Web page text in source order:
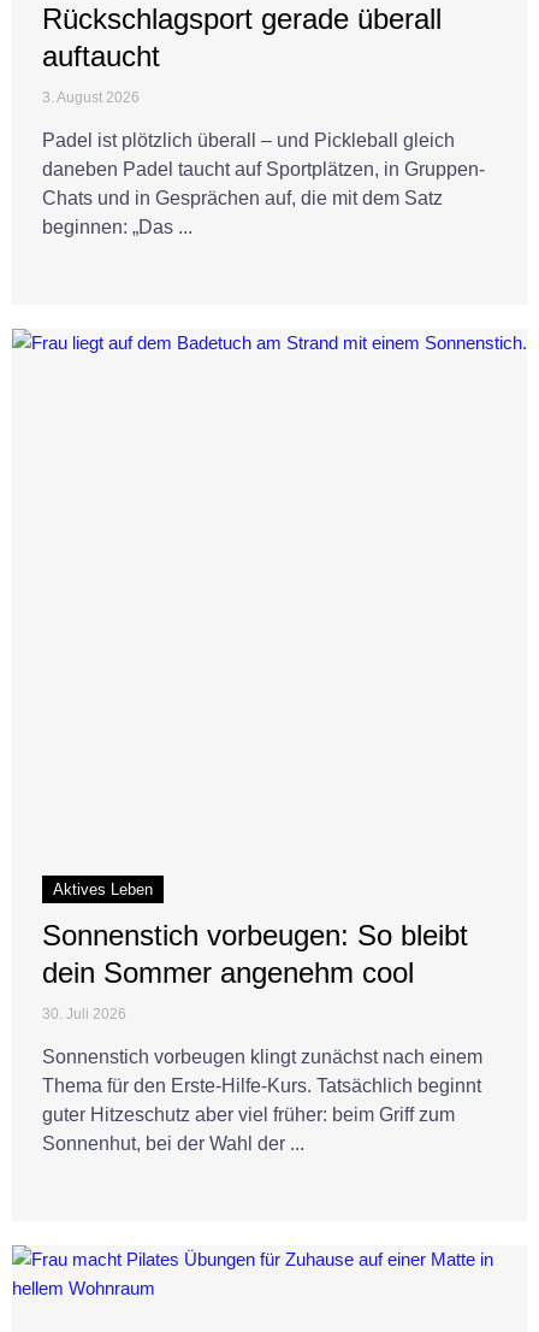
Rückschlagsport gerade überall
auftaucht
3. August 2026
Padel ist plötzlich überall – und Pickleball gleich
daneben Padel taucht auf Sportplätzen, in Gruppen-
Chats und in Gesprächen auf, die mit dem Satz
beginnen: „Das ...
Aktives Leben
Sonnenstich vorbeugen: So bleibt
dein Sommer angenehm cool
30. Juli 2026
Sonnenstich vorbeugen klingt zunächst nach einem
Thema für den Erste-Hilfe-Kurs. Tatsächlich beginnt
guter Hitzeschutz aber viel früher: beim Griff zum
Sonnenhut, bei der Wahl der ...